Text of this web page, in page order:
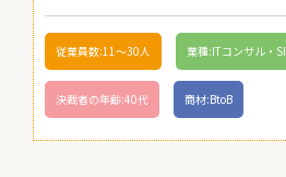
従業員数:11〜30人 業種:ITコンサル・SI
決裁者の年齢:40代 商材:BtoB